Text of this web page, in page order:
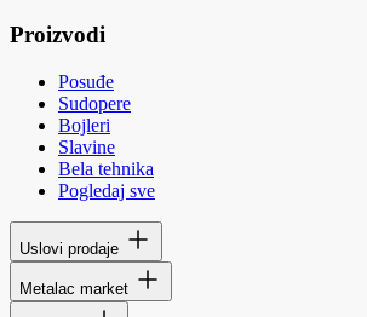
Proizvodi
Posuđe
Sudopere
Bojleri
Slavine
Bela tehnika
Pogledaj sve
Uslovi prodaje
Metalac market